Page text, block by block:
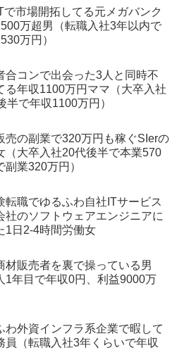
で市場開拓してる元メガバンク
万超男（転職入社3年以内で
万円）
合コンで出会った3人と同時不
る年収1100万円ママ（大卒入社
半で年収1100万円）
売の副業で320万円も稼ぐSIerの
（大卒入社20代後半で本業570
副業320万円）
転職でゆるふわ自社ITサービス
社のソフトウェアエンジニアに
1日2-4時間労働女
材販売者を裏で操っている男
1年目で年収0円、利益9000万
わ外資インフラ系企業で暇して
員（転職入社3年くらいで年収